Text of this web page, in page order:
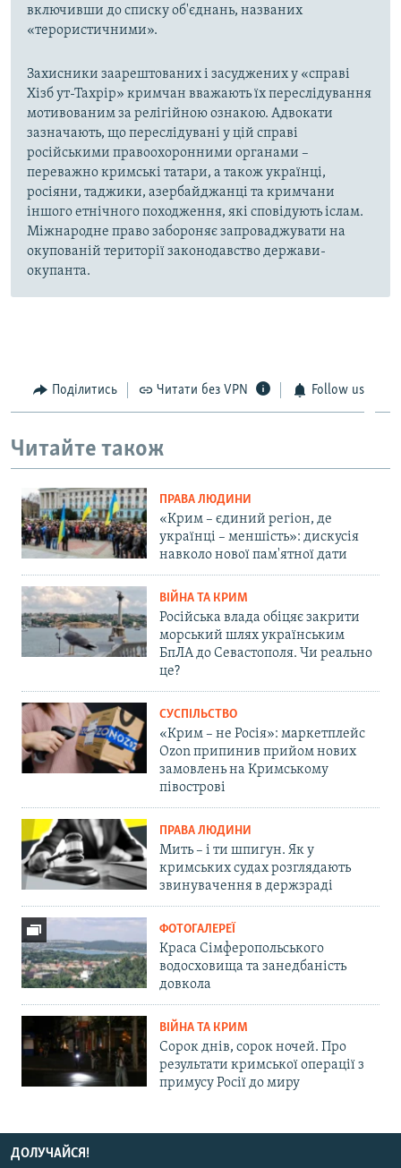
включивши до списку об'єднань, названих
«терористичними».
Захисники заарештованих і засуджених у «справі
Хізб ут-Тахрір» кримчан вважають їх переслідування
мотивованим за релігійною ознакою. Адвокати
зазначають, що переслідувані у цій справі
російськими правоохоронними органами –
переважно кримські татари, а також українці,
росіяни, таджики, азербайджанці та кримчани
іншого етнічного походження, які сповідують іслам.
Міжнародне право забороняє запроваджувати на
окупованій території законодавство держави-
окупанта.
Поділитись Читати без VPN Follow us
Читайте також
ПРАВА ЛЮДИНИ
«Крим – єдиний регіон, де
українці – меншість»: дискусія
навколо нової пам'ятної дати
ВІЙНА ТА КРИМ
Російська влада обіцяє закрити
морський шлях українським
БпЛА до Севастополя. Чи реально
це?
СУСПІЛЬСТВО
«Крим – не Росія»: маркетплейс
Ozon припинив прийом нових
замовлень на Кримському
півострові
ПРАВА ЛЮДИНИ
Мить – і ти шпигун. Як у
кримських судах розглядають
звинувачення в держзраді
ФОТОГАЛЕРЕЇ
Краса Сімферопольського
водосховища та занедбаність
довкола
ВІЙНА ТА КРИМ
Сорок днів, сорок ночей. Про
результати кримської операції з
примусу Росії до миру
ДОЛУЧАЙСЯ!